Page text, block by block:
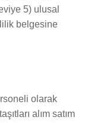
5) ulusal
belgesine
olarak
alım satım